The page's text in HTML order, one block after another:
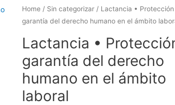
Home/ Sin categorizar/ Lactancia • Protección
garantía del derecho humano en el ámbito
Lactancia •
garantía del derecho
humano en el ámbito
laboral